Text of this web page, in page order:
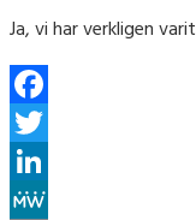
Ja, vi har verkligen
Facebook
Twitter
LinkedIn